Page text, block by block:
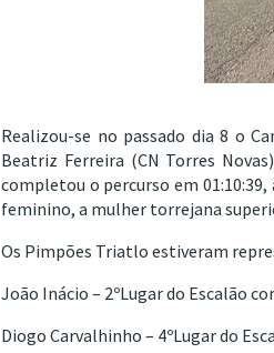
Realizou-se no passado dia 8 o
Beatriz Ferreira (CN Torres
completou o percurso em
feminino, a mulher torrejana
Os Pimpões Triatlo estiveram
João Inácio – 2ºLugar do Escalão
Diogo Carvalhinho – 4ºLugar do